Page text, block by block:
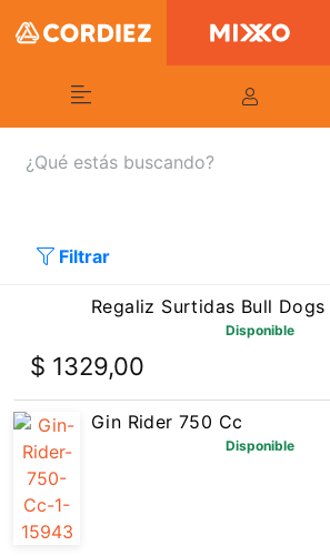
Filtrar
Regaliz Surtidas Bull Dogs
Disponible
$ 1329,00
Gin Rider 750 Cc
Disponible